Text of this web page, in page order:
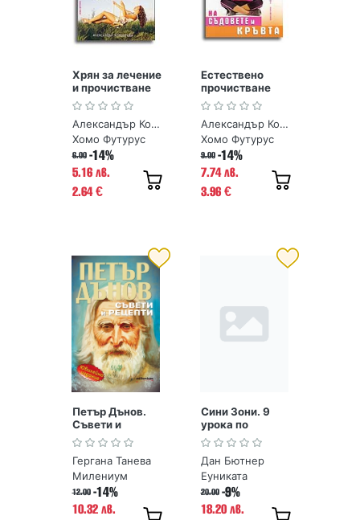
Хрян за лечение
и прочистване
Александър Кородецки
Хомо Футурус
6.00 -14%
5.16 лв.
2.64€
Естествено
прочистване
съдовете и
кръвта
Александър Кородецки
Хомо Футурус
9.00 -14%
7.74 лв.
3.96 €
Петър Дънов.
Съвети и
рецепти
Гергана Танева
Милениум
12.00 -14%
10.32 лв.
Сини Зони. 9
урока по
дълголетие от
хората, живели
най-дълго
Дан Бютнер
Еуниката
20.00 -9%
18.20 лв.